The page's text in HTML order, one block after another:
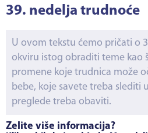
39. nedelja trudnoće
U ovom tekstu ćemo pričati o
okviru istog obraditi teme kao
promene koje trudnica može
bebe, koje savete treba slediti
preglede treba obaviti.
Želite više informacija?